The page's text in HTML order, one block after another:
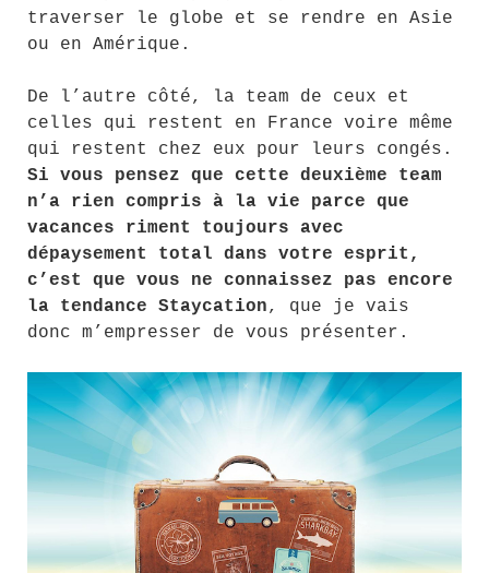
traverser le globe et se rendre en Asie
ou en Amérique.
De l’autre côté, la team de ceux et
celles qui restent en France voire même
qui restent chez eux pour leurs congés.
Si vous pensez que cette deuxième team
n’a rien compris à la vie parce que
vacances riment toujours avec
dépaysement total dans votre esprit,
c’est que vous ne connaissez pas encore
la tendance Staycation, que je vais
donc m’empresser de vous présenter.